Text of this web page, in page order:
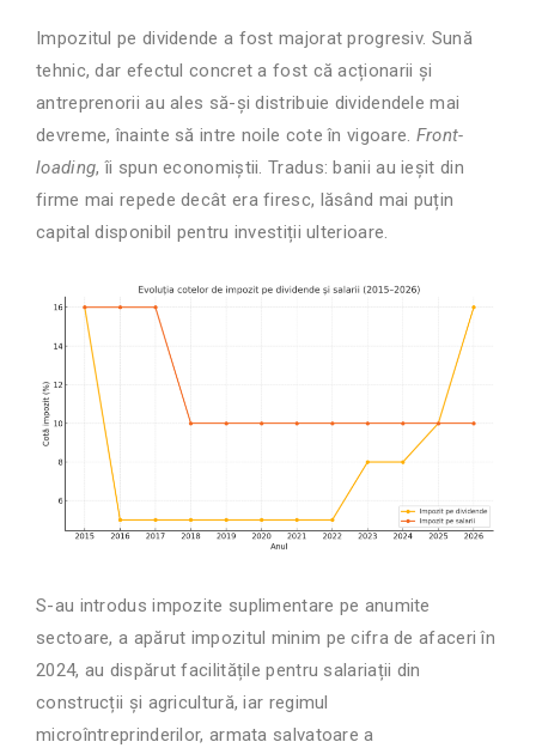
Impozitul pe dividende a fost majorat progresiv. Sună
tehnic, dar efectul concret a fost că acționarii și
antreprenorii au ales să-și distribuie dividendele mai
devreme, înainte să intre noile cote în vigoare. Front-
loading, îi spun economiștii. Tradus: banii au ieșit din
firme mai repede decât era firesc, lăsând mai puțin
capital disponibil pentru investiții ulterioare.
S-au introdus impozite suplimentare pe anumite
sectoare, a apărut impozitul minim pe cifra de afaceri în
2024, au dispărut facilitățile pentru salariații din
construcții și agricultură, iar regimul
microîntreprinderilor, armata salvatoare a